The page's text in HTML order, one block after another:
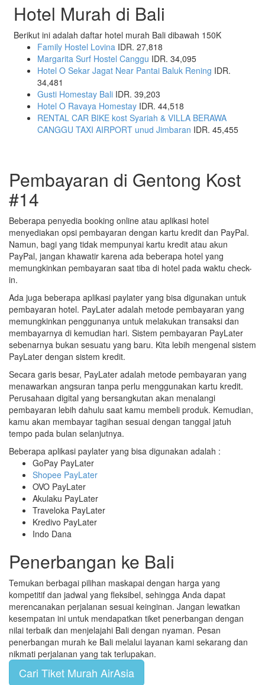
Hotel Murah di Bali
Berikut ini adalah daftar hotel murah Bali dibawah 150K
Family Hostel Lovina IDR. 27,818
Margarita Surf Hostel Canggu IDR. 34,095
Hotel O Sekar Jagat Near Pantai Baluk Rening IDR.
34,481
Gusti Homestay Bali IDR. 39,203
Hotel O Ravaya Homestay IDR. 44,518
RENTAL CAR BIKE kost Syariah & VILLA BERAWA
CANGGU TAXI AIRPORT unud Jimbaran IDR. 45,455
Pembayaran di Gentong Kost
#14
Beberapa penyedia booking online atau aplikasi hotel
menyediakan opsi pembayaran dengan kartu kredit dan PayPal.
Namun, bagi yang tidak mempunyai kartu kredit atau akun
PayPal, jangan khawatir karena ada beberapa hotel yang
memungkinkan pembayaran saat tiba di hotel pada waktu check-
in.
Ada juga beberapa aplikasi paylater yang bisa digunakan untuk
pembayaran hotel. PayLater adalah metode pembayaran yang
memungkinkan penggunanya untuk melakukan transaksi dan
membayarnya di kemudian hari. Sistem pembayaran PayLater
sebenarnya bukan sesuatu yang baru. Kita lebih mengenal sistem
PayLater dengan sistem kredit.
Secara garis besar, PayLater adalah metode pembayaran yang
menawarkan angsuran tanpa perlu menggunakan kartu kredit.
Perusahaan digital yang bersangkutan akan menalangi
pembayaran lebih dahulu saat kamu membeli produk. Kemudian,
kamu akan membayar tagihan sesuai dengan tanggal jatuh
tempo pada bulan selanjutnya.
Beberapa aplikasi paylater yang bisa digunakan adalah :
GoPay PayLater
Shopee PayLater
OVO PayLater
Akulaku PayLater
Traveloka PayLater
Kredivo PayLater
Indo Dana
Penerbangan ke Bali
Temukan berbagai pilihan maskapai dengan harga yang
kompetitif dan jadwal yang fleksibel, sehingga Anda dapat
merencanakan perjalanan sesuai keinginan. Jangan lewatkan
kesempatan ini untuk mendapatkan tiket penerbangan dengan
nilai terbaik dan menjelajahi Bali dengan nyaman. Pesan
penerbangan murah ke Bali melalui layanan kami sekarang dan
nikmati perjalanan yang tak terlupakan.
Cari Tiket Murah AirAsia